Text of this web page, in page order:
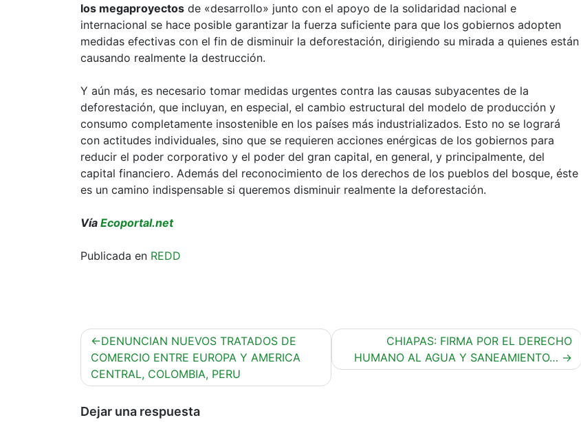
los megaproyectos de «desarrollo» junto con el apoyo de la solidaridad nacional e
internacional se hace posible garantizar la fuerza suficiente para que los gobiernos adopten
medidas efectivas con el fin de disminuir la deforestación, dirigiendo su mirada a quienes están
causando realmente la destrucción.
Y aún más, es necesario tomar medidas urgentes contra las causas subyacentes de la
deforestación, que incluyan, en especial, el cambio estructural del modelo de producción y
consumo completamente insostenible en los países más industrializados. Esto no se logrará
con actitudes individuales, sino que se requieren acciones enérgicas de los gobiernos para
reducir el poder corporativo y el poder del gran capital, en general, y principalmente, del
capital financiero. Además del reconocimiento de los derechos de los pueblos del bosque, éste
es un camino indispensable si queremos disminuir realmente la deforestación.
Vía Ecoportal.net
Publicada en REDD
Navegación
de
entradas
DENUNCIAN NUEVOS TRATADOS DE
COMERCIO ENTRE EUROPA Y AMERICA
CENTRAL, COLOMBIA, PERU
CHIAPAS: FIRMA POR EL DERECHO
HUMANO AL AGUA Y SANEAMIENTO…
Dejar una respuesta